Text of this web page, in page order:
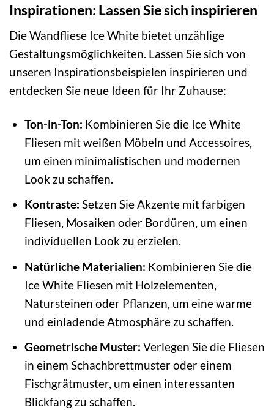
Inspirationen: Lassen Sie sich inspirieren
Die Wandfliese Ice White bietet unzählige
Gestaltungsmöglichkeiten. Lassen Sie sich von
unseren Inspirationsbeispielen inspirieren und
entdecken Sie neue Ideen für Ihr Zuhause:
Ton-in-Ton: Kombinieren Sie die Ice White
Fliesen mit weißen Möbeln und Accessoires,
um einen minimalistischen und modernen
Look zu schaffen.
Kontraste: Setzen Sie Akzente mit farbigen
Fliesen, Mosaiken oder Bordüren, um einen
individuellen Look zu erzielen.
Natürliche Materialien: Kombinieren Sie die
Ice White Fliesen mit Holzelementen,
Natursteinen oder Pflanzen, um eine warme
und einladende Atmosphäre zu schaffen.
Geometrische Muster: Verlegen Sie die Fliesen
in einem Schachbrettmuster oder einem
Fischgrätmuster, um einen interessanten
Blickfang zu schaffen.